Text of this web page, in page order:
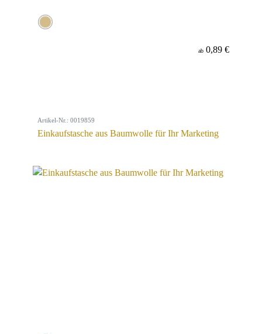
ab 0,89 €
Artikel-Nr.: 0019859
Einkaufstasche aus Baumwolle für Ihr Marketing